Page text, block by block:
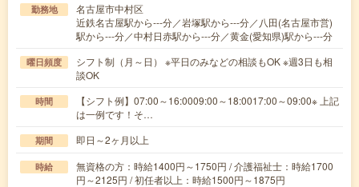
勤務地
名古屋市中村区
近鉄名古屋駅から---分／岩塚駅から---分／八田(名古屋市営)
駅から---分／中村日赤駅から---分／黄金(愛知県)駅から---分
曜日頻度
シフト制（月～日） ※平日のみなどの相談もOK ※週3日も相
談OK
時間
【シフト例】07:00～16:0009:00～18:0017:00～09:00※ 上記
は一例です！そ…
期間 即日～2ヶ月以上
時給
無資格の方：時給1400円～1750円 / 介護福祉士：時給1700
円～2125円 / 初任者以上：時給1500円～1875円